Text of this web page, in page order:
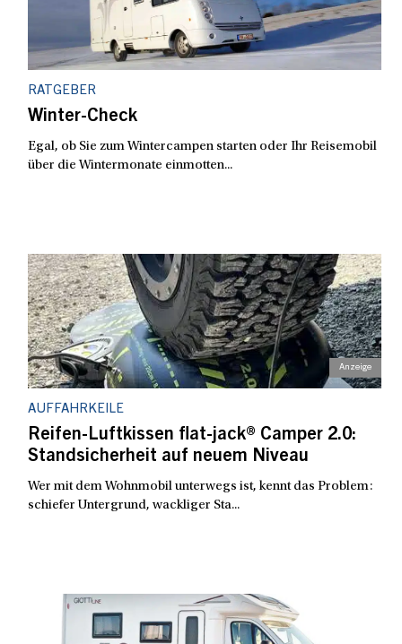
RATGEBER
Winter-Check
Egal, ob Sie zum Wintercampen starten oder Ihr Reisemobil
über die Wintermonate einmotten...
AUFFAHRKEILE
Reifen-Luftkissen flat-jack® Camper 2.0:
Standsicherheit auf neuem Niveau
Wer mit dem Wohnmobil unterwegs ist, kennt das Problem:
schiefer Untergrund, wackliger Sta...